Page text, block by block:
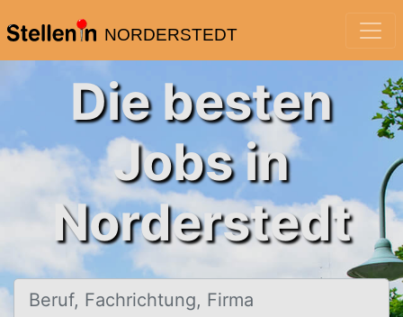
NORDERSTEDT
Die besten
Jobs in
Norderstedt
Beruf, Fachrichtung, Firma